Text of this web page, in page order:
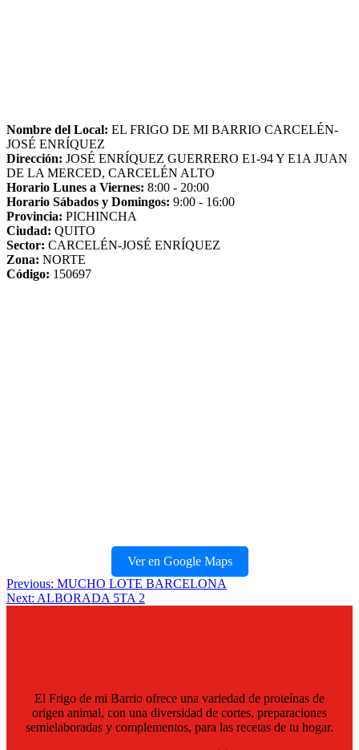
Nombre del Local: EL FRIGO DE MI BARRIO CARCELÉN-
JOSÉ ENRÍQUEZ
Dirección: JOSÉ ENRÍQUEZ GUERRERO E1-94 Y E1A JUAN
DE LA MERCED, CARCELÉN ALTO
Horario Lunes a Viernes: 8:00 - 20:00
Horario Sábados y Domingos: 9:00 - 16:00
Provincia: PICHINCHA
Ciudad: QUITO
Sector: CARCELÉN-JOSÉ ENRÍQUEZ
Zona: NORTE
Código: 150697
Ver en Google Maps
Navegación
de
Previous: MUCHO LOTE BARCELONA
Next: ALBORADA 5TA 2
El Frigo de mi Barrio ofrece una variedad de proteínas de
origen animal, con una diversidad de cortes, preparaciones
semielaboradas y complementos, para las recetas de tu hogar.